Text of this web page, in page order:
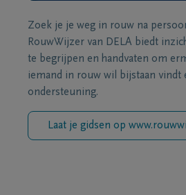
Zoek je je weg in rouw na
RouwWijzer van DELA biedt
te begrijpen en handvaten om
iemand in rouw wil bijstaan vindt
ondersteuning.
Laat je gidsen op